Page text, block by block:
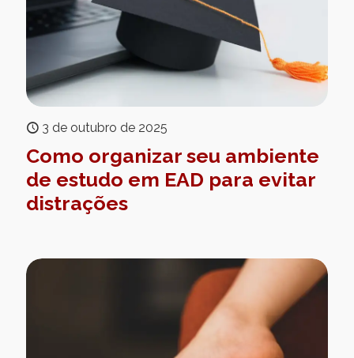
3 de outubro de 2025
Como organizar seu ambiente
de estudo em EAD para evitar
distrações